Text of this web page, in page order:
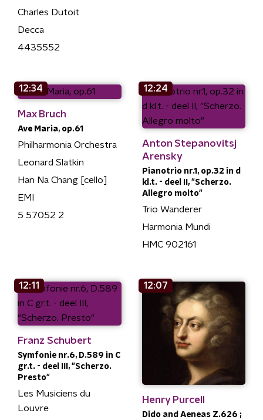
Charles Dutoit
Decca
4435552
12:34
Max Bruch
Ave Maria, op.61
Philharmonia Orchestra
Leonard Slatkin
Han Na Chang [cello]
EMI
5 57052 2
12:24
Anton Stepanovitsj
Arensky
Pianotrio nr.1, op.32 in d
kl.t. - deel II, "Scherzo.
Allegro molto"
Trio Wanderer
Harmonia Mundi
HMC 902161
12:11
Franz Schubert
Symfonie nr.6, D.589 in C
gr.t. - deel III, "Scherzo.
Presto"
Les Musiciens du
Louvre
12:07
Henry Purcell
Dido and Aeneas Z.626 ;